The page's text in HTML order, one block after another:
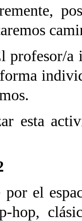
profesor/a
esta
el
hop,